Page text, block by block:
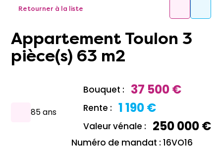
Retourner à la liste
Appartement Toulon 3
pièce(s) 63 m2
85 ans
Bouquet : 37 500 €
Rente : 1 190 €
Valeur vénale : 250 000 €
Numéro de mandat : 16VO16